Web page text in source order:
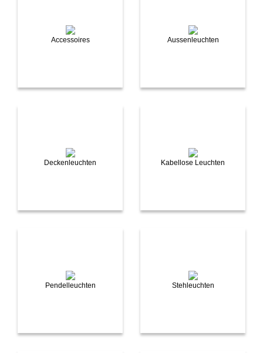
Accessoires Aussenleuchten
Deckenleuchten Kabellose Leuchten
Pendelleuchten Stehleuchten